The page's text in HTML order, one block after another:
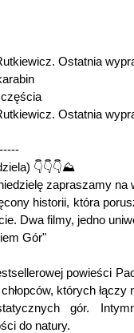
Ostatnia
Ostatnia
👇👇👇⛰
zapraszamy na
historii, która
Dwa filmy, jedno
Gór"
powieści
których łączy
gór.
do natury.